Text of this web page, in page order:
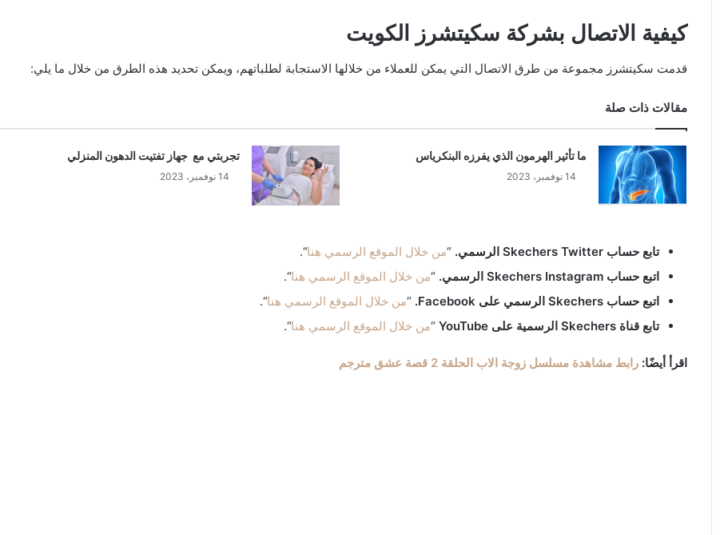
كيفية الاتصال بشركة سكيتشرز الكويت
قدمت سكيتشرز مجموعة من طرق الاتصال التي يمكن للعملاء من خلالها الاستجابة لطلباتهم، ويمكن تحديد هذه الطرق من خلال ما يلي:
مقالات ذات صلة
ما تأثير الهرمون الذي يفرزه البنكرياس
14 نوفمبر، 2023
تجربتي مع جهاز تفتيت الدهون المنزلي
14 نوفمبر، 2023
تابع حساب Skechers Twitter الرسمي. “من خلال الموقع الرسمي هنا“.
اتبع حساب Skechers Instagram الرسمي.
“من خلال الموقع الرسمي هنا“.
اتبع حساب Skechers الرسمي على Facebook.
“من خلال الموقع الرسمي هنا“.
تابع قناة Skechers الرسمية على YouTube
“من خلال الموقع الرسمي هنا“.
اقرأ أيضًا: رابط مشاهدة مسلسل زوجة الاب الحلقة 2 قصة عشق مترجم